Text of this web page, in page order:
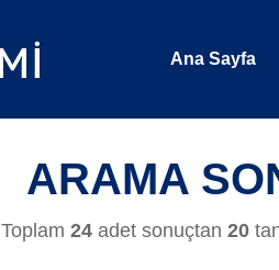
Ana Sayfa
ARAMA
Toplam 24 adet sonuçtan 20